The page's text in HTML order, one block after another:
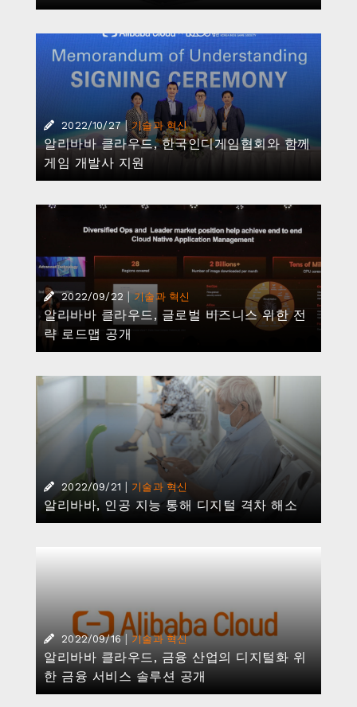
2022/10/27 | 기술과 혁신
알리바바 클라우드, 한국인디게임협회와 함께
게임 개발사 지원
2022/09/22 | 기술과 혁신
알리바바 클라우드, 글로벌 비즈니스 위한 전
략 로드맵 공개
2022/09/21 | 기술과 혁신
알리바바, 인공 지능 통해 디지털 격차 해소
2022/09/16 | 기술과 혁신
알리바바 클라우드, 금융 산업의 디지털화 위
한 금융 서비스 솔루션 공개